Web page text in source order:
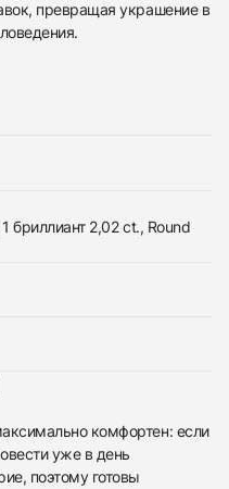
превращая украшение в
бриллиант 2,02 ct., Round
комфортен: если
уже в день
поэтому готовы
и мы свяжемся
и мы свяжемся
часов…